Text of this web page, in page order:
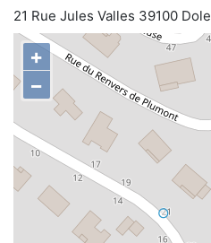
21 Rue Jules Valles 39100 Dole
+
−